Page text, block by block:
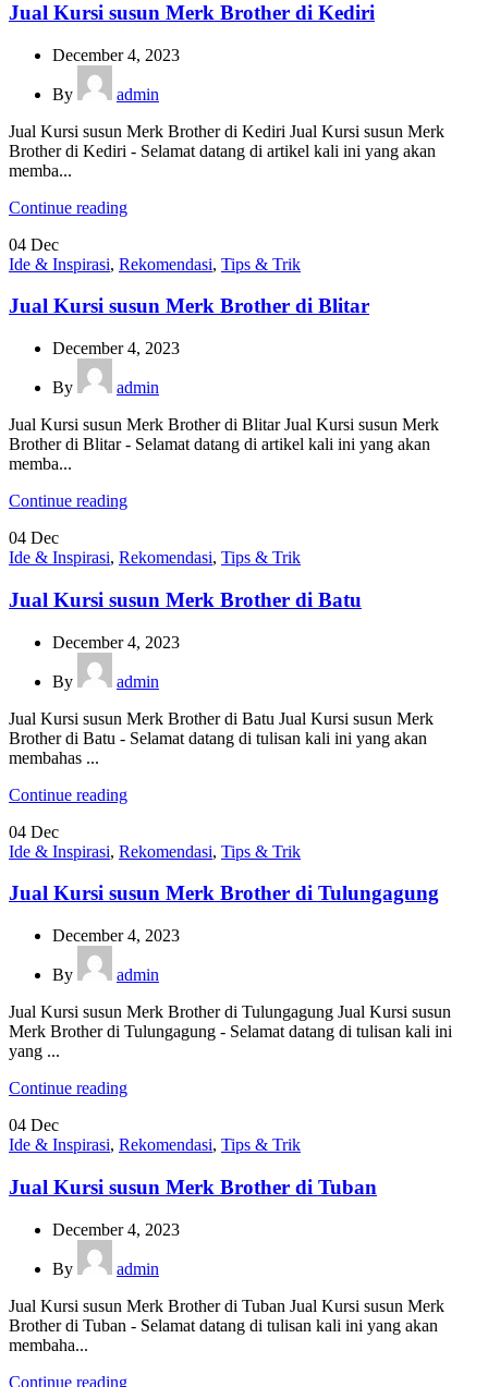
Jual Kursi susun Merk Brother di Kediri
December 4, 2023
By
admin
Jual Kursi susun Merk Brother di Kediri Jual Kursi susun Merk
Brother di Kediri - Selamat datang di artikel kali ini yang akan
memba...
Continue reading
04 Dec
Ide & Inspirasi, Rekomendasi, Tips & Trik
Jual Kursi susun Merk Brother di Blitar
December 4, 2023
By
admin
Jual Kursi susun Merk Brother di Blitar Jual Kursi susun Merk
Brother di Blitar - Selamat datang di artikel kali ini yang akan
memba...
Continue reading
04 Dec
Ide & Inspirasi, Rekomendasi, Tips & Trik
Jual Kursi susun Merk Brother di Batu
December 4, 2023
By
admin
Jual Kursi susun Merk Brother di Batu Jual Kursi susun Merk
Brother di Batu - Selamat datang di tulisan kali ini yang akan
membahas ...
Continue reading
04 Dec
Ide & Inspirasi, Rekomendasi, Tips & Trik
Jual Kursi susun Merk Brother di Tulungagung
December 4, 2023
By
admin
Jual Kursi susun Merk Brother di Tulungagung Jual Kursi susun
Merk Brother di Tulungagung - Selamat datang di tulisan kali ini
yang ...
Continue reading
04 Dec
Ide & Inspirasi, Rekomendasi, Tips & Trik
Jual Kursi susun Merk Brother di Tuban
December 4, 2023
By
admin
Jual Kursi susun Merk Brother di Tuban Jual Kursi susun Merk
Brother di Tuban - Selamat datang di tulisan kali ini yang akan
membaha...
Continue reading